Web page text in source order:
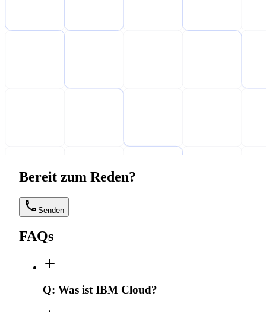
Bereit zum Reden?
Senden
FAQs
Q: Was ist IBM Cloud?